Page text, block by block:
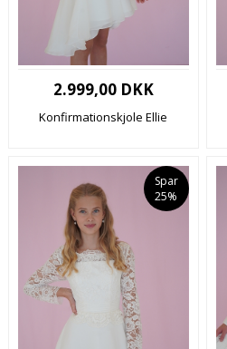
2.999,00 DKK
Konfirmationskjole Ellie
Spar
25%